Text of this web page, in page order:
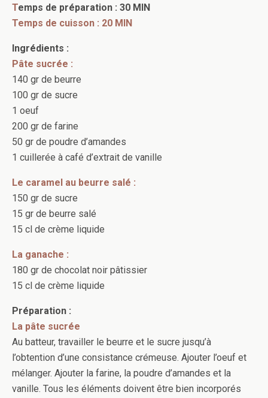
Temps de préparation : 30 MIN
Temps de cuisson : 20 MIN
Ingrédients :
Pâte sucrée :
140 gr de beurre
100 gr de sucre
1 oeuf
200 gr de farine
50 gr de poudre d’amandes
1 cuillerée à café d’extrait de vanille
Le caramel au beurre salé :
150 gr de sucre
15 gr de beurre salé
15 cl de crème liquide
La ganache :
180 gr de chocolat noir pâtissier
15 cl de crème liquide
Préparation :
La pâte sucrée
Au batteur, travailler le beurre et le sucre jusqu’à
l’obtention d’une consistance crémeuse. Ajouter l’oeuf et
mélanger. Ajouter la farine, la poudre d’amandes et la
vanille. Tous les éléments doivent être bien incorporés